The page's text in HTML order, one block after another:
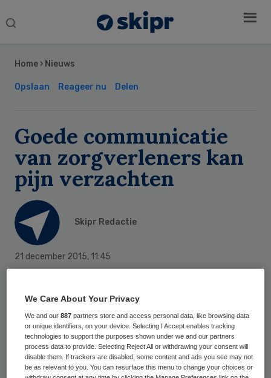
Search
Home › Nieuws
Opslaan Reageer nu Delen
Goede communicatie
van zorgverleners kan
pijn verzachten
Skipr Redactie
21 december 2015, 11:45
invloed op de beleving van pijn. Vooral als
een zorgverlener positieve verwachtingen
uit over het beloop van de pijn of informatie
Sidebar
We Care About Your Privacy
We and our887 partners store and access personal data, like browsing data
or unique identifiers, on your device. Selecting I Accept enables tracking
technologies to support the purposes shown under we and our partners
process data to provide. Selecting Reject All or withdrawing your consent will
disable them. If trackers are disabled, some content and ads you see may not
be as relevant to you. You can resurface this menu to change your choices or